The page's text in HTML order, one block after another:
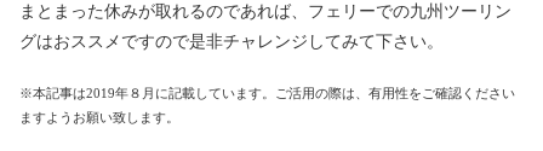
まとまった休みが取れるのであれば、フェリーでの九州ツーリン
グはおススメですので是非チャレンジしてみて下さい。
※本記事は2019年８月に記載しています。ご活用の際は、有用性をご確認ください
ますようお願い致します。